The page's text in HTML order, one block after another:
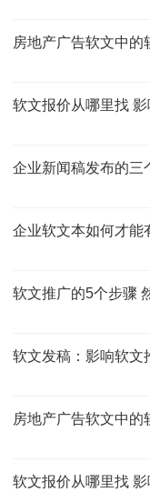
房地产广告软文中的
软文报价从哪里找
企业新闻稿发布的三
企业软文本如何才能
软文推广的5个步骤
软文发稿：影响软文
房地产广告软文中的
软文报价从哪里找